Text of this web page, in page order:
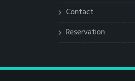
Contact
Reservation